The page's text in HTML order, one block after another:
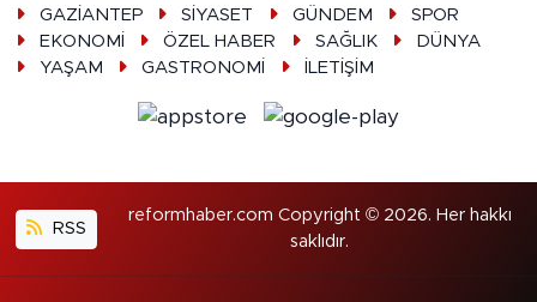
GAZİANTEP SİYASET GÜNDEM
SPOR
EKONOMİ
ÖZEL HABER SAĞLIK
DÜNYA
YAŞAM
GASTRONOMİ İLETİŞİM
RSS
reformhaber.com Copyright © 2026. Her hakkı
saklıdır.